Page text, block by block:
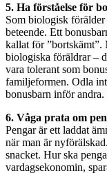
5. Ha förståelse för
Som biologisk förälder
beteende. Ett
kallat för ”bortskämt”.
biologiska föräldrar –
vara tolerant som
familjeformen. Odla
bonusbarn inför
6. Våga prata om
Pengar är ett laddat
när man är
snacket. Hur ska
vardagsekonomin,